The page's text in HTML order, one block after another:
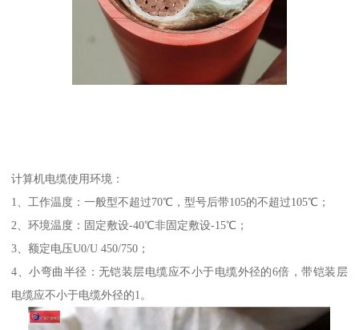
计算机电缆使用环境：
1、工作温度：一般型不超过70℃，型号后带105的不超过105℃；
2、环境温度：固定敷设-40℃非固定敷设-15℃；
3、额定电压U0/U 450/750；
4、小弯曲半径：无铠装层电缆应不小于电缆外径的6倍，带铠装层
电缆应不小于电缆外径的1。